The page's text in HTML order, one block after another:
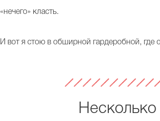
«нечего» класть.
И вот я стою в обширной гардеробной, где